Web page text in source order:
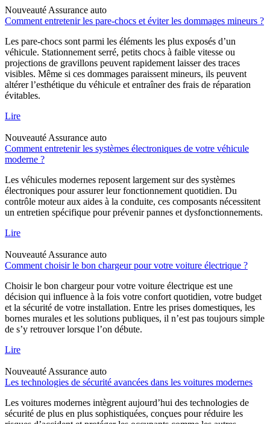
Nouveauté Assurance auto
Comment entretenir les pare-chocs et éviter les dommages mineurs ?
Les pare-chocs sont parmi les éléments les plus exposés d’un
véhicule. Stationnement serré, petits chocs à faible vitesse ou
projections de gravillons peuvent rapidement laisser des traces
visibles. Même si ces dommages paraissent mineurs, ils peuvent
altérer l’esthétique du véhicule et entraîner des frais de réparation
évitables.
Lire
Nouveauté Assurance auto
Comment entretenir les systèmes électroniques de votre véhicule
moderne ?
Les véhicules modernes reposent largement sur des systèmes
électroniques pour assurer leur fonctionnement quotidien. Du
contrôle moteur aux aides à la conduite, ces composants nécessitent
un entretien spécifique pour prévenir pannes et dysfonctionnements.
Lire
Nouveauté Assurance auto
Comment choisir le bon chargeur pour votre voiture électrique ?
Choisir le bon chargeur pour votre voiture électrique est une
décision qui influence à la fois votre confort quotidien, votre budget
et la sécurité de votre installation. Entre les prises domestiques, les
bornes murales et les solutions publiques, il n’est pas toujours simple
de s’y retrouver lorsque l’on débute.
Lire
Nouveauté Assurance auto
Les technologies de sécurité avancées dans les voitures modernes
Les voitures modernes intègrent aujourd’hui des technologies de
sécurité de plus en plus sophistiquées, conçues pour réduire les